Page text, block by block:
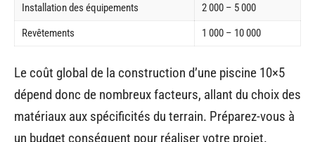
Installation des équipements
2 000 – 5 000
Revêtements
1 000 – 10 000
Le coût global de la construction d’une piscine 10×5
dépend donc de nombreux facteurs, allant du choix des
matériaux aux spécificités du terrain. Préparez-vous à
un budget conséquent pour réaliser votre projet.